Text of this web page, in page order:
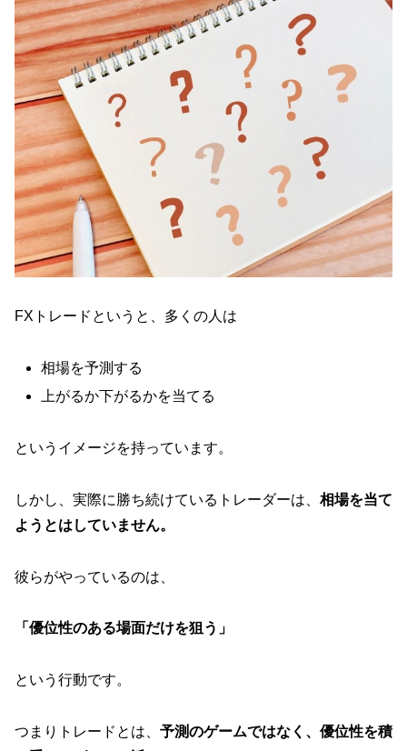
FXトレードというと、多くの人は
相場を予測する
上がるか下がるかを当てる
というイメージを持っています。
しかし、実際に勝ち続けているトレーダーは、 相場を当て
ようとはしていません。
彼らがやっているのは、
「優位性のある場面だけを狙う」
という行動です。
つまりトレードとは、 予測のゲームではなく、優位性を積